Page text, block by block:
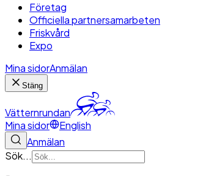
Företag
Officiella partnersamarbeten
Friskvård
Expo
Mina sidorAnmälan
Stäng
Vätternrundan
Mina sidor
English
Anmälan
Sök...